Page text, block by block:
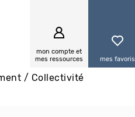
mon compte et
mes ressources
mes favoris
/ Collectivité